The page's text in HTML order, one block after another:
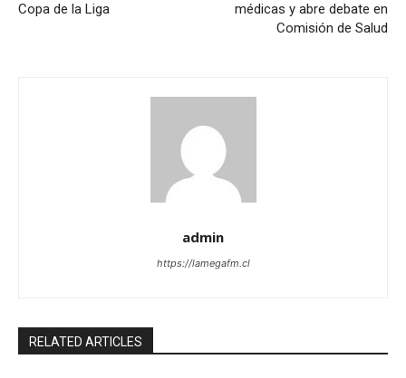
Copa de la Liga
médicas y abre debate en
Comisión de Salud
admin
https://lamegafm.cl
RELATED ARTICLES